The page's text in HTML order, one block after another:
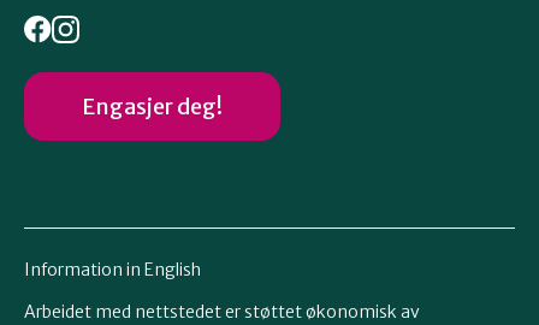
Engasjer deg!
Information in English
Arbeidet med nettstedet er støttet økonomisk av